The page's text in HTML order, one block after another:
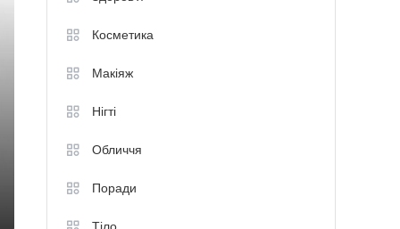
Косметика
Макіяж
Нігті
Обличчя
Поради